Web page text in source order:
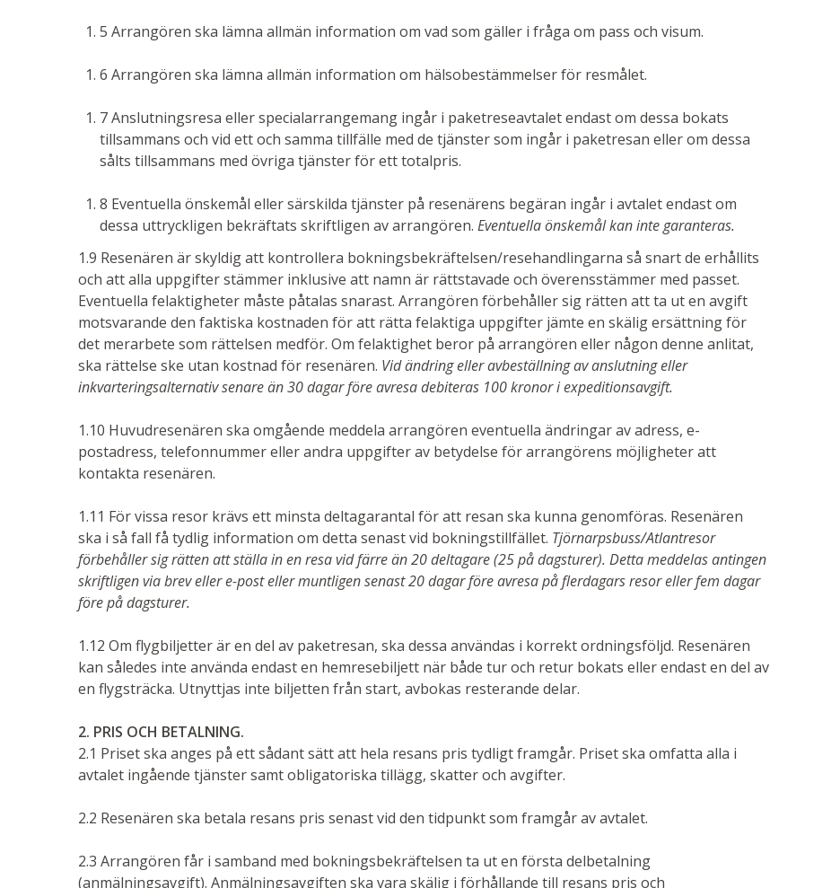
5 Arrangören ska lämna allmän information om vad som gäller i fråga om pass och visum.
6 Arrangören ska lämna allmän information om hälsobestämmelser för resmålet.
7 Anslutningsresa eller specialarrangemang ingår i paketreseavtalet endast om dessa bokats
tillsammans och vid ett och samma tillfälle med de tjänster som ingår i paketresan eller om dessa
sålts tillsammans med övriga tjänster för ett totalpris.
8 Eventuella önskemål eller särskilda tjänster på resenärens begäran ingår i avtalet endast om
dessa uttryckligen bekräftats skriftligen av arrangören. Eventuella önskemål kan inte garanteras.
1.9 Resenären är skyldig att kontrollera bokningsbekräftelsen/resehandlingarna så snart de erhållits
och att alla uppgifter stämmer inklusive att namn är rättstavade och överensstämmer med passet.
Eventuella felaktigheter måste påtalas snarast. Arrangören förbehåller sig rätten att ta ut en avgift
motsvarande den faktiska kostnaden för att rätta felaktiga uppgifter jämte en skälig ersättning för
det merarbete som rättelsen medför. Om felaktighet beror på arrangören eller någon denne anlitat,
ska rättelse ske utan kostnad för resenären. Vid ändring eller avbeställning av anslutning eller
inkvarteringsalternativ senare än 30 dagar före avresa debiteras 100 kronor i expeditionsavgift.
1.10 Huvudresenären ska omgående meddela arrangören eventuella ändringar av adress, e-
postadress, telefonnummer eller andra uppgifter av betydelse för arrangörens möjligheter att
kontakta resenären.
1.11 För vissa resor krävs ett minsta deltagarantal för att resan ska kunna genomföras. Resenären
ska i så fall få tydlig information om detta senast vid bokningstillfället. Tjörnarpsbuss/Atlantresor
förbehåller sig rätten att ställa in en resa vid färre än 20 deltagare (25 på dagsturer). Detta meddelas antingen
skriftligen via brev eller e-post eller muntligen senast 20 dagar före avresa på flerdagars resor eller fem dagar
före på dagsturer.
1.12 Om flygbiljetter är en del av paketresan, ska dessa användas i korrekt ordningsföljd. Resenären
kan således inte använda endast en hemresebiljett när både tur och retur bokats eller endast en del av
en flygsträcka. Utnyttjas inte biljetten från start, avbokas resterande delar.
2. PRIS OCH BETALNING.
2.1 Priset ska anges på ett sådant sätt att hela resans pris tydligt framgår. Priset ska omfatta alla i
avtalet ingående tjänster samt obligatoriska tillägg, skatter och avgifter.
2.2 Resenären ska betala resans pris senast vid den tidpunkt som framgår av avtalet.
2.3 Arrangören får i samband med bokningsbekräftelsen ta ut en första delbetalning
(anmälningsavgift). Anmälningsavgiften ska vara skälig i förhållande till resans pris och